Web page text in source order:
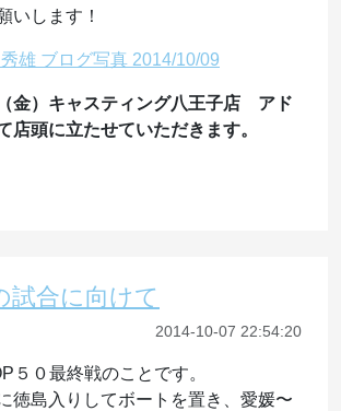
いします！
金）キャスティング八王子店 アド
店頭に立たせていただきます。
試合に向けて
2014-10-07 22:54:20
５０最終戦のことです。
徳島入りしてボートを置き、愛媛〜